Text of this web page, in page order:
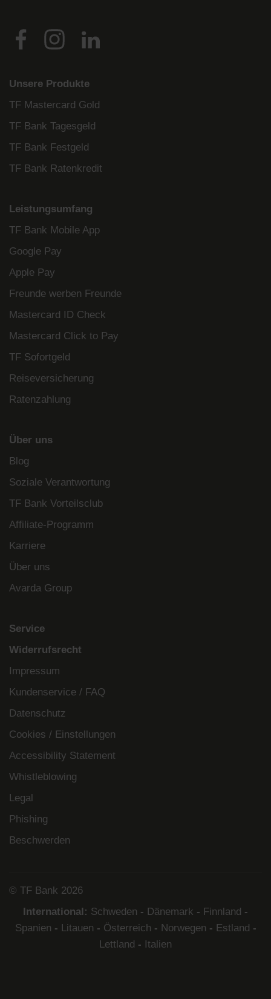
Unsere Produkte
TF Mastercard Gold
TF Bank Tagesgeld
TF Bank Festgeld
TF Bank Ratenkredit
Leistungsumfang
TF Bank Mobile App
Google Pay
Apple Pay
Freunde werben Freunde
Mastercard ID Check
Mastercard Click to Pay
TF Sofortgeld
Reiseversicherung
Ratenzahlung
Über uns
Blog
Soziale Verantwortung
TF Bank Vorteilsclub
Affiliate-Programm
Karriere
Über uns
Avarda Group
Service
Widerrufsrecht
Impressum
Kundenservice / FAQ
Datenschutz
Cookies / Einstellungen
Accessibility Statement
Whistleblowing
Legal
Phishing
Beschwerden
© TF Bank 2026
International: Schweden - Dänemark - Finnland -
Spanien - Litauen - Österreich - Norwegen - Estland -
Lettland - Italien